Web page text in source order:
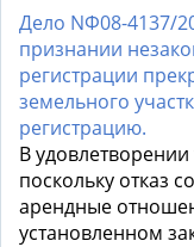
Дело NФ08-4137/
признании
регистрации
земельного
регистрацию.
В
поскольку отказ
арендные
установленном